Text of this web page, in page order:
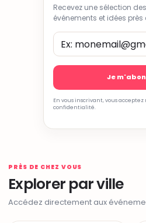
Recevez une sélection
événements et idées près
En vous inscrivant, vous
confidentialité.
PRÈS DE CHEZ VOUS
Explorer par ville
Accédez directement aux